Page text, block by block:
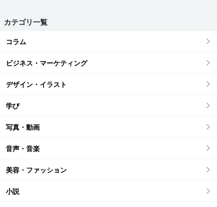
カテゴリ一覧
コラム
ビジネス・マーケティング
デザイン・イラスト
学び
写真・動画
音声・音楽
美容・ファッション
小説